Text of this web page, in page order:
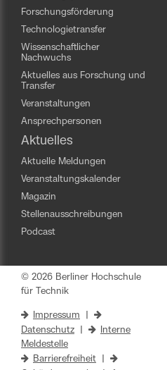
Forschungsförderung
Technologietransfer
Wissenschaftlicher
Nachwuchs
Aktuelles aus Forschung und
Transfer
Veranstaltungen
Ansprechpersonen
Aktuelles
Aktuelle Meldungen
Veranstaltungskalender
Magazin
Stellenausschreibungen
Podcast
© 2026 Berliner Hochschule
für Technik
Impressum
Datenschutz
Interne
Meldestelle
Barrierefreiheit